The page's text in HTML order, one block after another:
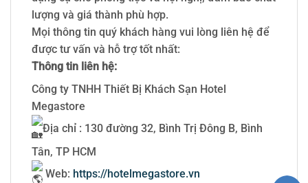
lượng và giá thành phù hợp.
Mọi thông tin quý khách hàng vui lòng liên hệ để
được tư vấn và hỗ trợ tốt nhất:
Thông tin liên hệ:
Công ty TNHH Thiết Bị Khách Sạn Hotel
Megastore
Địa chỉ : 130 đường 32, Bình Trị Đông B, Bình
Tân, TP HCM
Web: https://hotelmegastore.vn